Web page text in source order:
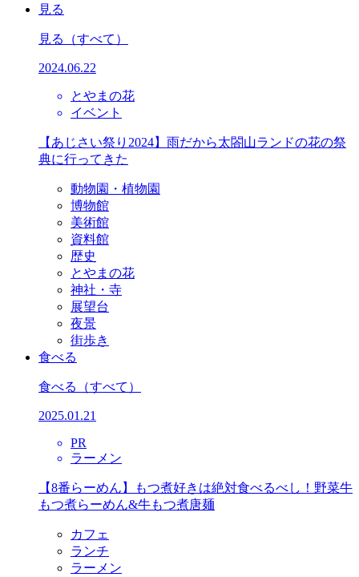
見る
見る （すべて）
2024.06.22
とやまの花
イベント
【あじさい祭り2024】雨だから太閤山ランドの花の祭
典に行ってきた
動物園・植物園
博物館
美術館
資料館
歴史
とやまの花
神社・寺
展望台
夜景
街歩き
食べる
食べる （すべて）
2025.01.21
PR
ラーメン
【8番らーめん】もつ煮好きは絶対食べるべし！野菜牛
もつ煮らーめん&牛もつ煮唐麺
カフェ
ランチ
ラーメン